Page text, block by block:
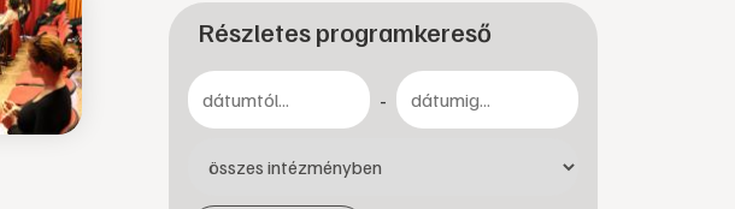
Részletes programkereső
-